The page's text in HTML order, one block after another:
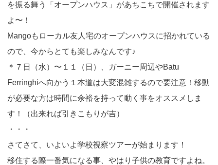
を振る舞う「オープンハウス」があちこちで開催されます
よ〜！
Mangoもローカル友人宅のオープンハウスに招かれている
ので、今からとても楽しみなんです♪
＊７日（水）〜１１（日）、ガーニー周辺やBatu
Ferringhiへ向かう１本道は大変混雑するので要注意！移動
が必要な方は時間に余裕を持って動く事をオススメしま
す！（出来れば引きこもりが吉）
・・・
さてさて、いよいよ学校視察ツアーが始まります！
移住する際一番気になる事、やはり子供の教育ですよね。